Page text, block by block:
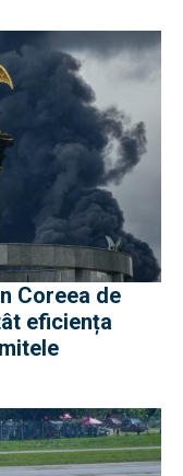
Coreea de
eficiența